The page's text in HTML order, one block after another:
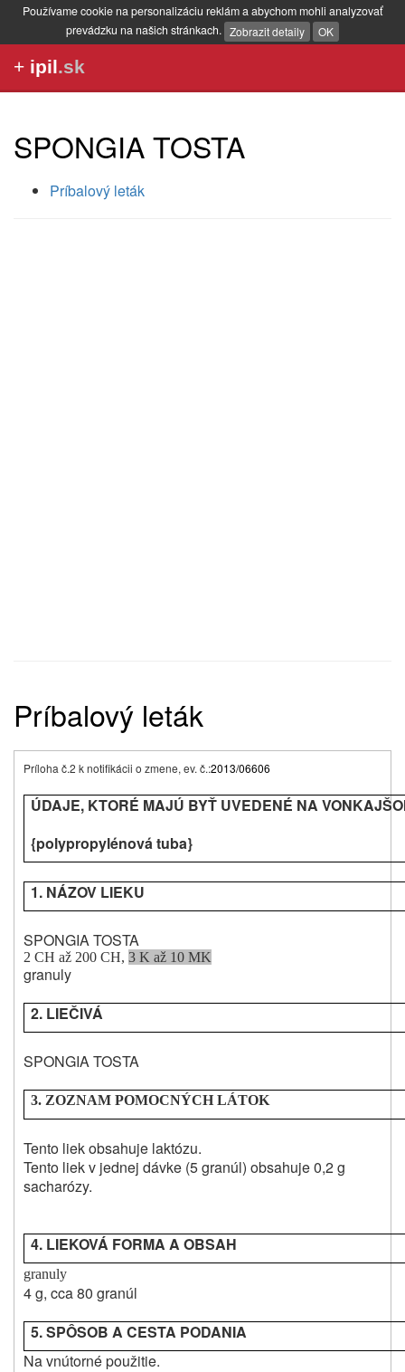
Používame cookie na personalizáciu reklám a abychom mohli analyzovať
prevádzku na našich stránkach. Zobrazit detaily OK
+ ipil.sk
SPONGIA TOSTA
Príbalový leták
Príbalový leták
Príloha č.2 k notifikácii o zmene, ev. č.:2013/06606
ÚDAJE, KTORÉ MAJÚ BYŤ UVEDENÉ NA
{polypropylénová tuba}
1. NÁZOV LIEKU
SPONGIA TOSTA
2 CH až 200 CH, 3 K až 10 MK
granuly
2. LIEČIVÁ
SPONGIA TOSTA
3. ZOZNAM POMOCNÝCH LÁTOK
Tento liek obsahuje laktózu.
Tento liek v jednej dávke (5 granúl) obsahuje 0,2 g
sacharózy.
4. LIEKOVÁ FORMA A OBSAH
granuly
4 g, cca 80 granúl
5. SPÔSOB A CESTA PODANIA
Na vnútorné použitie.